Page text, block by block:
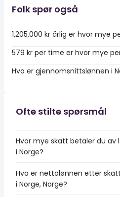
Folk spør også
1,205,000 kr årlig er hvor mye
579 kr per time er hvor mye
Hva er gjennomsnittslønnen i
Ofte stilte spørsmål
Hvor mye skatt betaler du av
i Norge?
Hva er nettolønnen etter
i Norge, Norge?